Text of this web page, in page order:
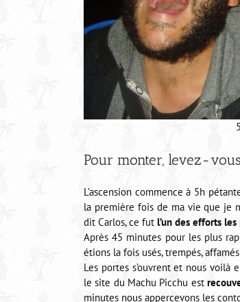
Pour monter, levez-
L’ascension commence à 5h
la première fois de ma vie que je
dit Carlos, ce fut l’un des efforts
Après 45 minutes pour les plus
étions la fois usés, trempés,
Les portes s’ouvrent et nous
le site du Machu Picchu est
minutes nous appercevons les